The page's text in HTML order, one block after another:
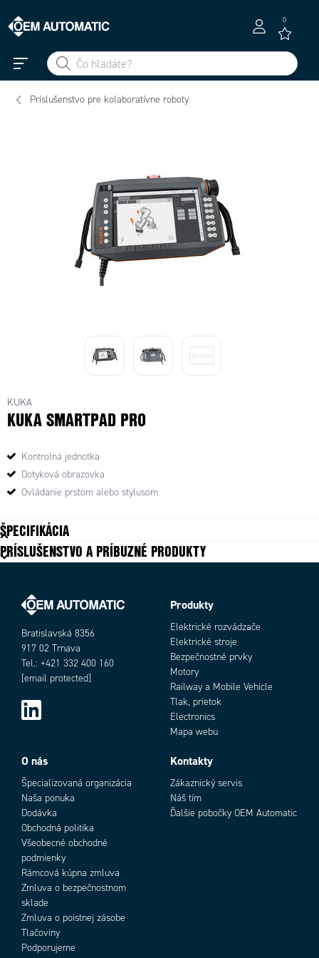
0
Príslušenstvo pre kolaboratívne roboty
KUKA
KUKA SMARTPAD PRO
Kontrolná jednotka
Dotyková obrazovka
Ovládanie prstom alebo stylusom
ŠPECIFIKÁCIA
PRÍSLUŠENSTVO A PRÍBUZNÉ PRODUKTY
Bratislavská 8356
917 02 Trnava
Tel.: +421 332 400 160
[email protected]
Produkty
Elektrické rozvádzače
Elektrické stroje
Bezpečnostné prvky
Motory
Railway a Mobile Vehicle
Tlak, prietok
Electronics
Mapa webu
O nás
Špecializovaná organizácia
Naša ponuka
Dodávka
Obchodná politika
Všeobecné obchodné
podmienky
Rámcová kúpna zmluva
Zmluva o bezpečnostnom
sklade
Zmluva o poistnej zásobe
Tlačoviny
Podporujeme
Kontakty
Zákaznický servis
Náš tím
Ďalšie pobočky OEM Automatic